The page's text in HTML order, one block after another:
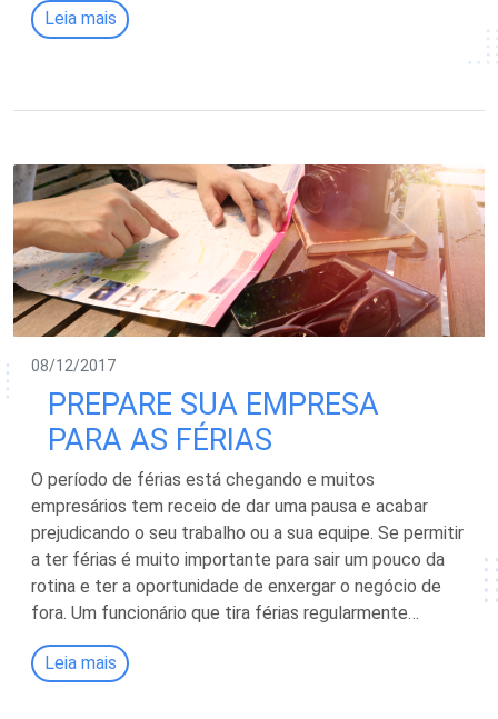
Leia mais
08/12/2017
PREPARE SUA EMPRESA
PARA AS FÉRIAS
O período de férias está chegando e muitos
empresários tem receio de dar uma pausa e acabar
prejudicando o seu trabalho ou a sua equipe. Se permitir
a ter férias é muito importante para sair um pouco da
rotina e ter a oportunidade de enxergar o negócio de
fora. Um funcionário que tira férias regularmente…
Leia mais